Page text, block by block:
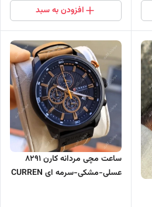
افزودن به سبد
ساعت مچی مردانه کارن 8291
عسلی-مشکی-سرمه ای CURREN